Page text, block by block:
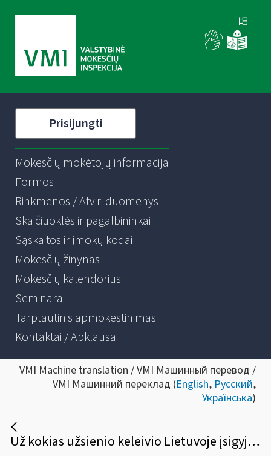
Prisijungti
Mokesčių mokėtojų informacija
Formos
Rinkmenos / Atviri duomenys
Skaičiuoklės ir pagalbininkai
Sąskaitos ir įmokų kodai
Mokesčių žinynas
Mokesčių kalendorius
Seminarai
Tarptautinis apmokestinimas
Kontaktai / Apklausa
VMI Machine translation / VMI Машинный перевод /
VMI Машинний переклад (English, Русский,
Українська)
Už kokias užsienio keleivio Lietuvoje įsigyjamas prekes sumokėtas PVM gali būti grąžinamas?